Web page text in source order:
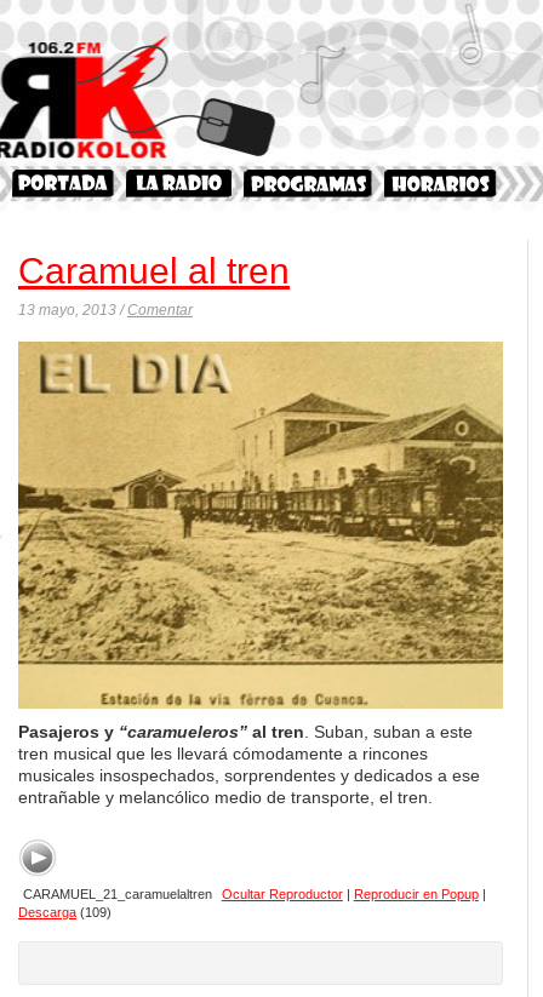
Caramuel al tren
13 mayo, 2013 /Comentar
Pasajeros y “caramueleros” al tren. Suban, suban a este
tren musical que les llevará cómodamente a rincones
musicales insospechados, sorprendentes y dedicados a ese
entrañable y melancólico medio de transporte, el tren.
CARAMUEL_21_caramuelaltren Ocultar Reproductor| Reproducir en Popup|
Descarga (109)